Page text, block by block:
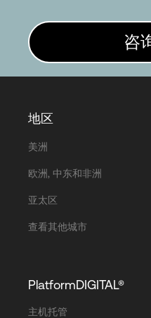
咨
地区
美洲
欧洲, 中东和非洲
亚太区
查看其他城市
PlatformDIGITAL®
主机托管